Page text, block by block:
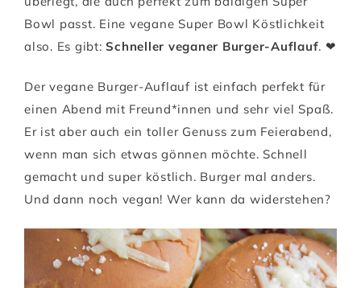
Bowl passt. Eine vegane Super Bowl Köstlichkeit
also. Es gibt:Schneller veganer Burger-Auflauf. ❤
Der vegane Burger-Auflauf ist einfach perfekt für
einen Abend mit Freund*innen und sehr viel Spaß.
Er ist aber auch ein toller Genuss zum Feierabend,
wenn man sich etwas gönnen möchte. Schnell
gemacht und super köstlich. Burger mal anders.
Und dann noch vegan! Wer kann da widerstehen?